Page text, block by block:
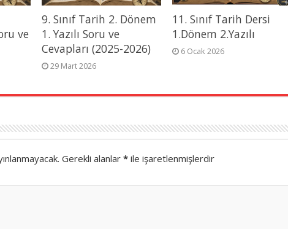
ve
9. Sınıf Tarih 2. Dönem
1. Yazılı Soru ve
Cevapları (2025-2026)
29 Mart 2026
11. Sınıf Tarih Dersi
1.Dönem 2.Yazılı
6 Ocak 2026
Gerekli alanlar *ile işaretlenmişlerdir